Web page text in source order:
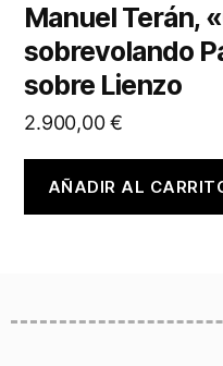
Manuel Terán,
sobrevolando
sobre Lienzo
2.900,00€
AÑADIR AL